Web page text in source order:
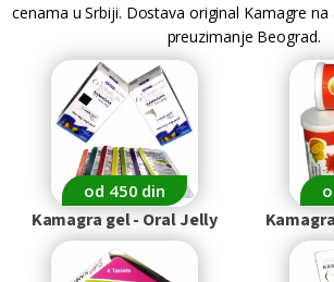
cenama u Srbiji. Dostava original Kamagre na
preuzimanje Beograd.
od 450 din
Kamagra gel - Oral Jelly